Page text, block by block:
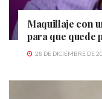
Maquillaje con
para que quede
28 DE DICIEMBRE DE